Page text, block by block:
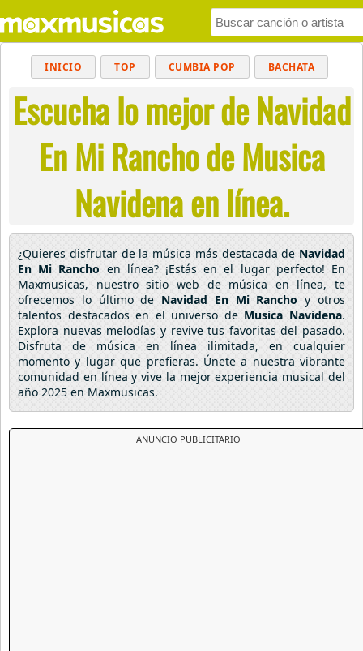
INICIO TOP CUMBIA POP BACHATA
MUSICA CRISTIANA REGGAETON
BALADAS ALTERNATIVO ELECTRÓNICA
CUMBIAS
Escucha lo mejor de Navidad
En Mi Rancho de Musica
Navidena en línea.
¿Quieres disfrutar de la música más destacada de Navidad
En Mi Rancho en línea? ¡Estás en el lugar perfecto! En
Maxmusicas, nuestro sitio web de música en línea, te
ofrecemos lo último de Navidad En Mi Rancho y otros
talentos destacados en el universo de Musica Navidena.
Explora nuevas melodías y revive tus favoritas del pasado.
Disfruta de música en línea ilimitada, en cualquier
momento y lugar que prefieras. Únete a nuestra vibrante
comunidad en línea y vive la mejor experiencia musical del
año 2025 en Maxmusicas.
ANUNCIO PUBLICITARIO